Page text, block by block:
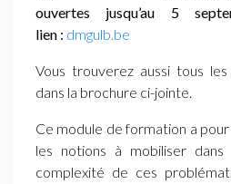
ouvertes jusqu’au
5
lien : dmgulb.be
Vous trouverez aussi tous
dans la brochure ci-jointe.
Ce module de formation a
les notions à mobiliser
complexité de ces